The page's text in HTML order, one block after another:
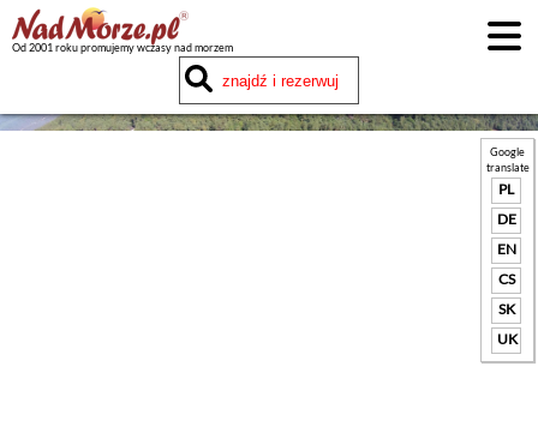
Od 2001 roku promujemy wczasy nad morzem
Google
translate
PL
DE
EN
CS
SK
UK